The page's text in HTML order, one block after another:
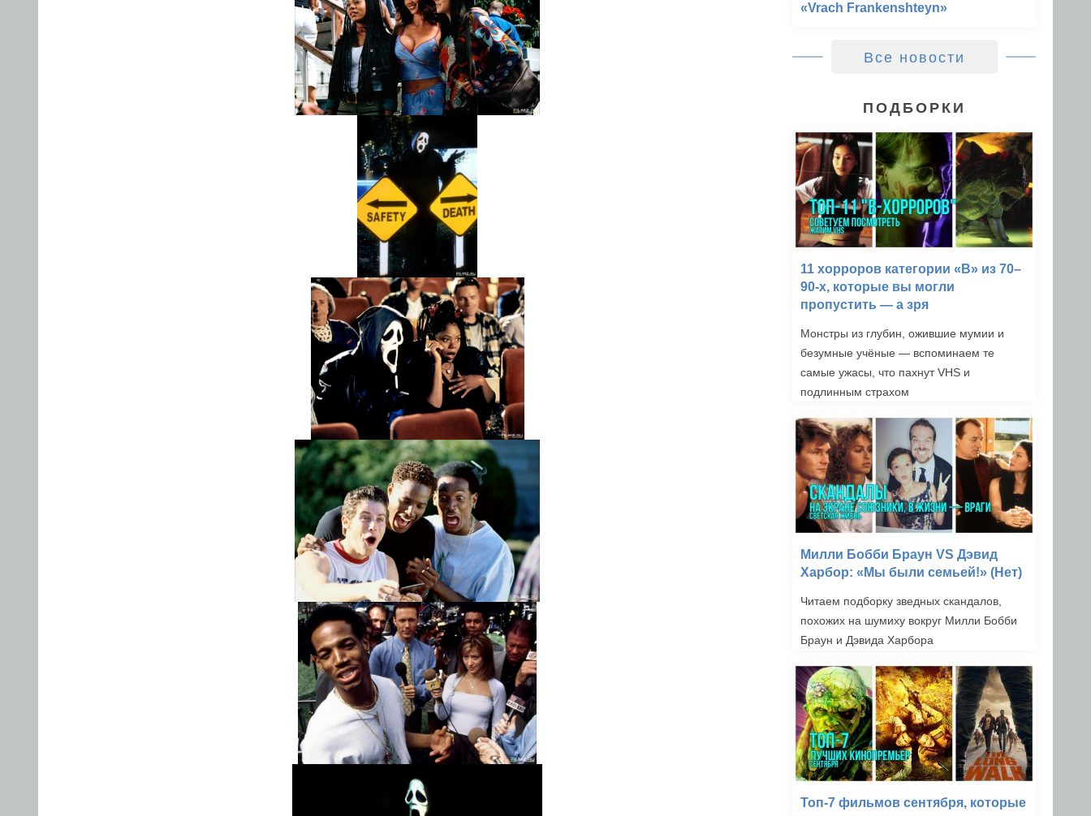
«Vrach Frankenshteyn»
Все новости
ПОДБОРКИ
11 хорроров категории «B» из 70–
90-х, которые вы могли
пропустить — а зря
Монстры из глубин, ожившие мумии и
безумные учёные — вспоминаем те
самые ужасы, что пахнут VHS и
подлинным страхом
Милли Бобби Браун VS Дэвид
Харбор: «Мы были семьей!» (Нет)
Читаем подборку зведных скандалов,
похожих на шумиху вокруг Милли Бобби
Браун и Дэвида Харбора
Топ-7 фильмов сентября, которые